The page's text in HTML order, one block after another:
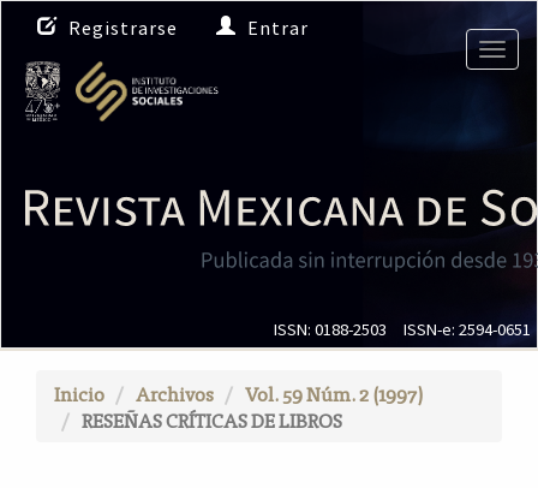
N
a
v
e
g
i
ó
n
c
Registrarse Entrar
ISSN: 0188-2503 ISSN-e: 2594-0651
Inicio Archivos
Vol. 59 Núm. 2 (1997)
RESEÑAS CRÍTICAS DE LIBROS